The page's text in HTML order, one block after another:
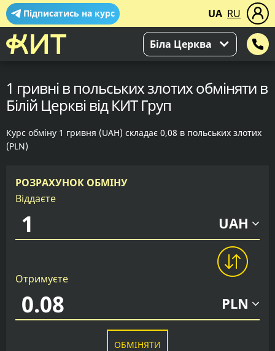
Підписатись на курс UA RU
Біла Церква
1 гривні в польських злотих обміняти в
Білій Церкві від КИТ Груп
Курс обміну 1 гривня (UAH) складає 0,08 в польських злотих
(PLN)
РОЗРАХУНОК ОБМІНУ
Віддаєте
UAH
Отримуєте
PLN
ОБМІНЯТИ